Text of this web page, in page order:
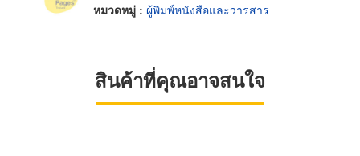
หมวดหมู่ : ผู้พิมพ์หนังสือและวารสาร
สินค้าที่คุณอาจสนใจ